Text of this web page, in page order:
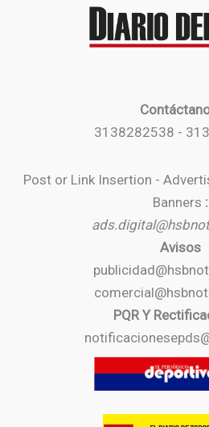
3138282538 -
Post or Link Insertion -
Banners :
Avisos
PQR Y